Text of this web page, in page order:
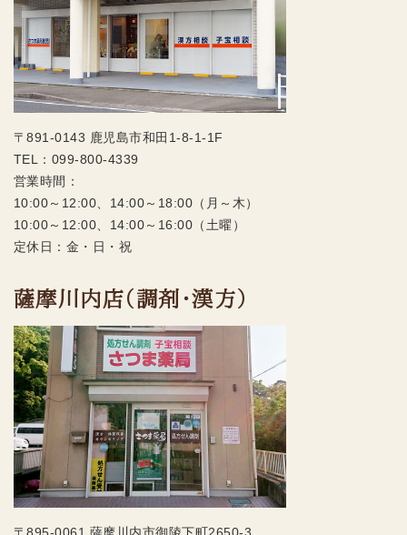
〒891-0143 鹿児島市和田1-8-1-1F
TEL： 099-800-4339
営業時間：
10:00～12:00、14:00～18:00（月～木）
10:00～12:00、14:00～16:00（土曜）
定休日：金・日・祝
薩摩川内店（調剤・漢方）